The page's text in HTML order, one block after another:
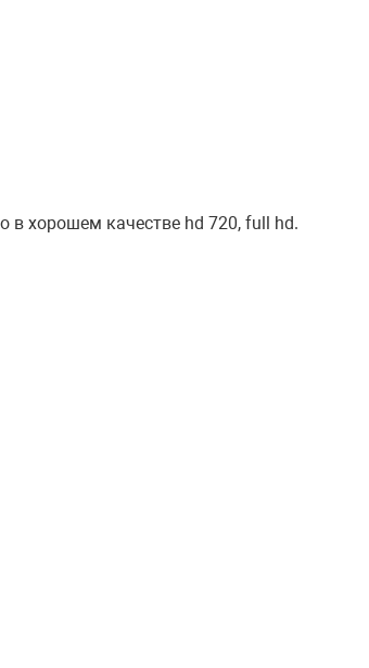
в хорошем качестве hd 720, full hd.